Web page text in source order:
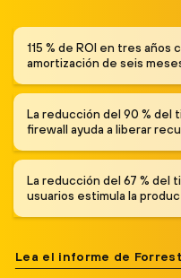
115 % de ROI en tres años
amortización de seis
La reducción del 90 % del
firewall ayuda a liberar
La reducción del 67 % del
usuarios estimula la
Lea el informe de